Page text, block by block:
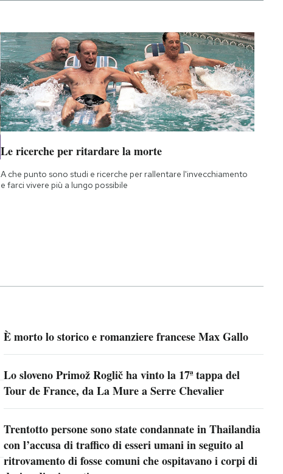
Le ricerche per ritardare la morte
A che punto sono studi e ricerche per rallentare l'invecchiamento
e farci vivere più a lungo possibile
È morto lo storico e romanziere francese Max Gallo
Lo sloveno Primož Roglič ha vinto la 17ª tappa del
Tour de France, da La Mure a Serre Chevalier
Trentotto persone sono state condannate in Thailandia
con l’accusa di traffico di esseri umani in seguito al
ritrovamento di fosse comuni che ospitavano i corpi di